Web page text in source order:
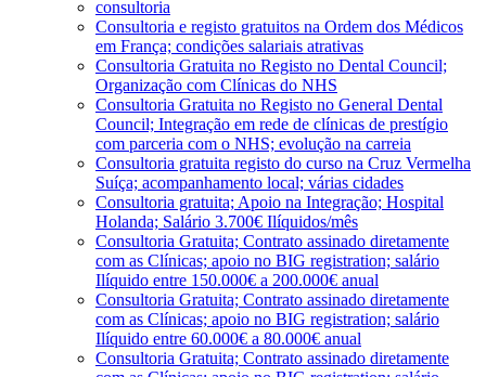
consultoria
Consultoria e registo gratuitos na Ordem dos Médicos
em França; condições salariais atrativas
Consultoria Gratuita no Registo no Dental Council;
Organização com Clínicas do NHS
Consultoria Gratuita no Registo no General Dental
Council; Integração em rede de clínicas de prestígio
com parceria com o NHS; evolução na carreia
Consultoria gratuita registo do curso na Cruz Vermelha
Suíça; acompanhamento local; várias cidades
Consultoria gratuita; Apoio na Integração; Hospital
Holanda; Salário 3.700€ Ilíquidos/mês
Consultoria Gratuita; Contrato assinado diretamente
com as Clínicas; apoio no BIG registration; salário
Ilíquido entre 150.000€ a 200.000€ anual
Consultoria Gratuita; Contrato assinado diretamente
com as Clínicas; apoio no BIG registration; salário
Ilíquido entre 60.000€ a 80.000€ anual
Consultoria Gratuita; Contrato assinado diretamente